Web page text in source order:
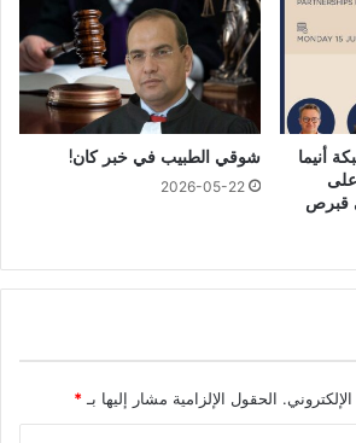
أنيما
قبرص
شوقي الطبيب في خبر كان!
2026-05-22
الحقول الإلزامية مشار إليها بـ *